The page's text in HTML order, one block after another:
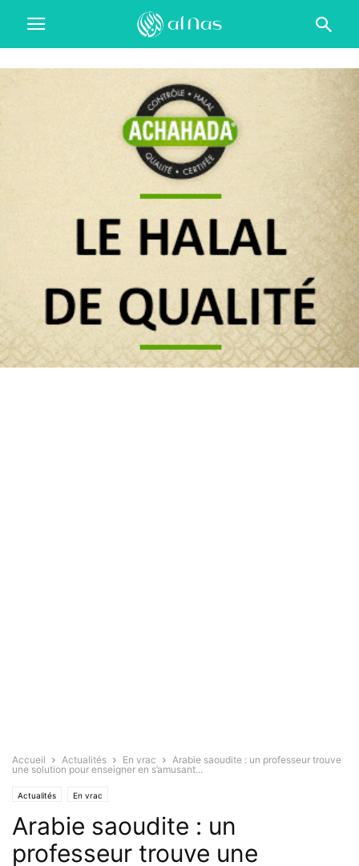
Accueil Actualités En vrac
Arabie saoudite : un professeur trouve
une solution pour enseigner en s’amusant...
Actualités En vrac
Arabie saoudite : un
professeur trouve une